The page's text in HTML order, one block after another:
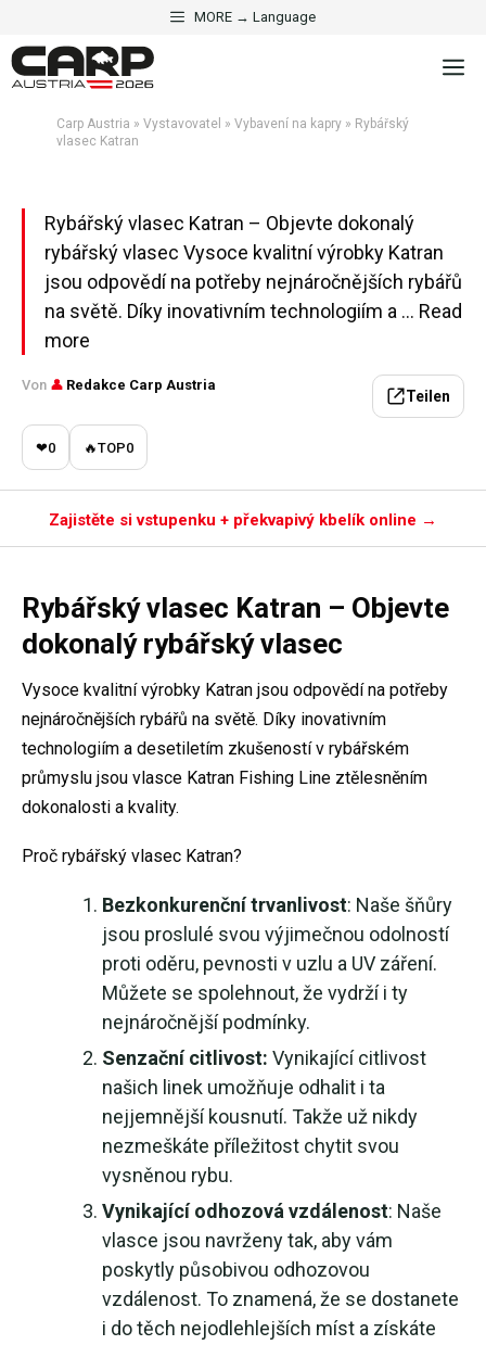
na
obsah
MORE → Language
Carp Austria » Vystavovatel » Vybavení na kapry » Rybářský
vlasec Katran
VYBAVENÍ NA KAPRY
Rybářský vlasec Katran
Rybářský vlasec Katran – Objevte dokonalý
rybářský vlasec Vysoce kvalitní výrobky Katran
jsou odpovědí na potřeby nejnáročnějších rybářů
na světě. Díky inovativním technologiím a ... Read
more
Von 👤 Redakce Carp Austria
Teilen
❤0 🔥TOP0
Zajistěte si vstupenku + překvapivý kbelík online →
Rybářský vlasec Katran – Objevte
dokonalý rybářský vlasec
Vysoce kvalitní výrobky Katran jsou odpovědí na potřeby
nejnáročnějších rybářů na světě. Díky inovativním
technologiím a desetiletím zkušeností v rybářském
průmyslu jsou vlasce Katran Fishing Line ztělesněním
dokonalosti a kvality.
Proč rybářský vlasec Katran?
Bezkonkurenční trvanlivost: Naše šňůry
jsou proslulé svou výjimečnou odolností
proti oděru, pevnosti v uzlu a UV záření.
Můžete se spolehnout, že vydrží i ty
nejnáročnější podmínky.
Senzační citlivost: Vynikající citlivost
našich linek umožňuje odhalit i ta
nejjemnější kousnutí. Takže už nikdy
nezmeškáte příležitost chytit svou
vysněnou rybu.
Vynikající odhozová vzdálenost: Naše
vlasce jsou navrženy tak, aby vám
poskytly působivou odhozovou
vzdálenost. To znamená, že se dostanete
i do těch nejodlehlejších míst a získáte